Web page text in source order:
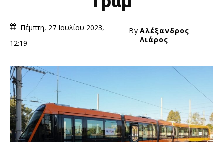
Πέμπτη, 27 Ιουλίου 2023,
12:19
By Αλέξανδρος
Λιάρος